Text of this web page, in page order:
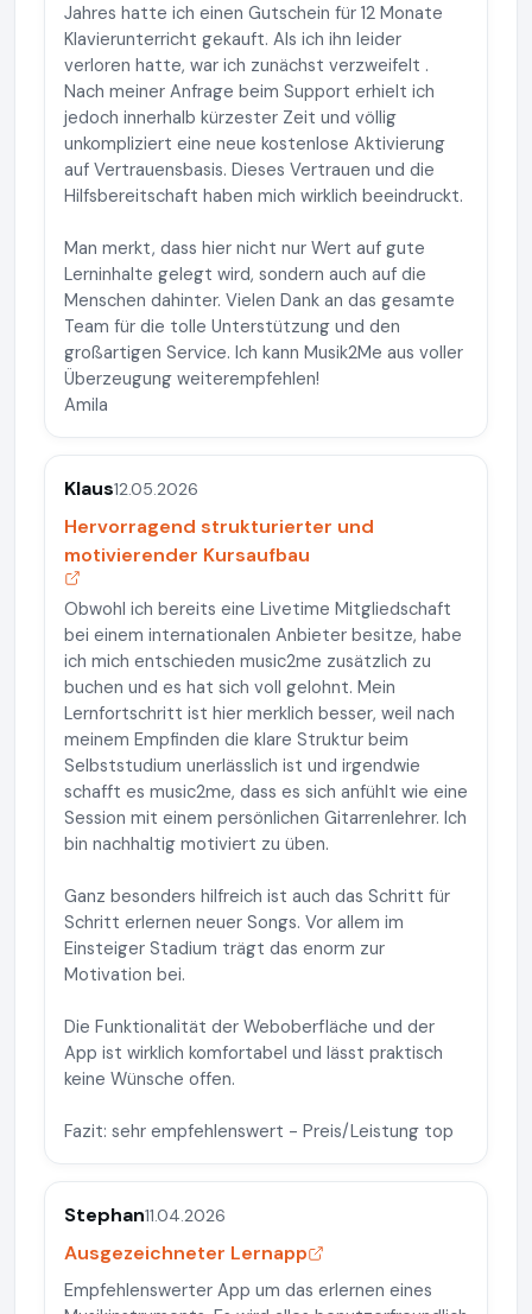
Jahres hatte ich einen Gutschein für 12 Monate
Klavierunterricht gekauft. Als ich ihn leider
verloren hatte, war ich zunächst verzweifelt .
Nach meiner Anfrage beim Support erhielt ich
jedoch innerhalb kürzester Zeit und völlig
unkompliziert eine neue kostenlose Aktivierung
auf Vertrauensbasis. Dieses Vertrauen und die
Hilfsbereitschaft haben mich wirklich beeindruckt.
Man merkt, dass hier nicht nur Wert auf gute
Lerninhalte gelegt wird, sondern auch auf die
Menschen dahinter. Vielen Dank an das gesamte
Team für die tolle Unterstützung und den
großartigen Service. Ich kann Musik2Me aus voller
Überzeugung weiterempfehlen!
Amila
Klaus12.05.2026
Hervorragend strukturierter und
motivierender Kursaufbau
Obwohl ich bereits eine Livetime Mitgliedschaft
bei einem internationalen Anbieter besitze, habe
ich mich entschieden music2me zusätzlich zu
buchen und es hat sich voll gelohnt. Mein
Lernfortschritt ist hier merklich besser, weil nach
meinem Empfinden die klare Struktur beim
Selbststudium unerlässlich ist und irgendwie
schafft es music2me, dass es sich anfühlt wie eine
Session mit einem persönlichen Gitarrenlehrer. Ich
bin nachhaltig motiviert zu üben.
Ganz besonders hilfreich ist auch das Schritt für
Schritt erlernen neuer Songs. Vor allem im
Einsteiger Stadium trägt das enorm zur
Motivation bei.
Die Funktionalität der Weboberfläche und der
App ist wirklich komfortabel und lässt praktisch
keine Wünsche offen.
Fazit: sehr empfehlenswert - Preis/Leistung top
Stephan11.04.2026
Ausgezeichneter Lernapp
Empfehlenswerter App um das erlernen eines